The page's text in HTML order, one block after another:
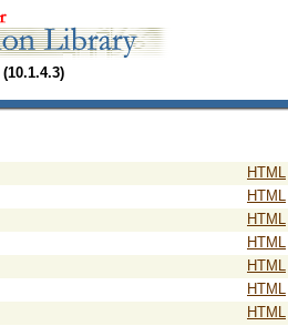
(10.1.4.3)
HTML
HTML
HTML
HTML
HTML
HTML
HTML